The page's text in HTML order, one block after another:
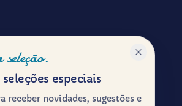
7286
seleção.
especiais
receber novidades, sugestões e